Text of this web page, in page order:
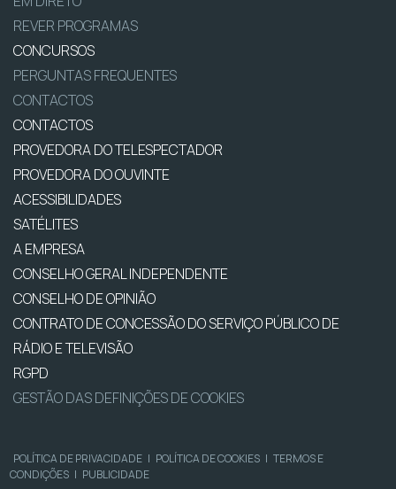
REVER PROGRAMAS
CONCURSOS
PERGUNTAS FREQUENTES
CONTACTOS
CONTACTOS
PROVEDORA DO TELESPECTADOR
PROVEDORA DO OUVINTE
ACESSIBILIDADES
SATÉLITES
A EMPRESA
CONSELHO GERAL INDEPENDENTE
CONSELHO DE OPINIÃO
CONTRATO DE CONCESSÃO DO SERVIÇO PÚBLICO DE
RÁDIO E TELEVISÃO
RGPD
GESTÃO DAS DEFINIÇÕES DE COOKIES
POLÍTICA DE PRIVACIDADE | POLÍTICA DE COOKIES | TERMOS E
CONDIÇÕES | PUBLICIDADE